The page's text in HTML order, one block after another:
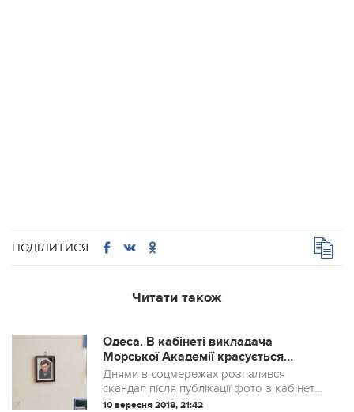
ПОДІЛИТИСЯ
Читати також
Одеса. В кабінеті викладача
Морської Академії красується
портрет Захарченка.. Небайдужі
громадяни вирішили провідати
фаната “ДНР”. Ось що з цього
Днями в соцмережах розпалився
скандал після публікації фото з кабінету
заступника відділу практики Одеської
10 вересня 2018, 21:42